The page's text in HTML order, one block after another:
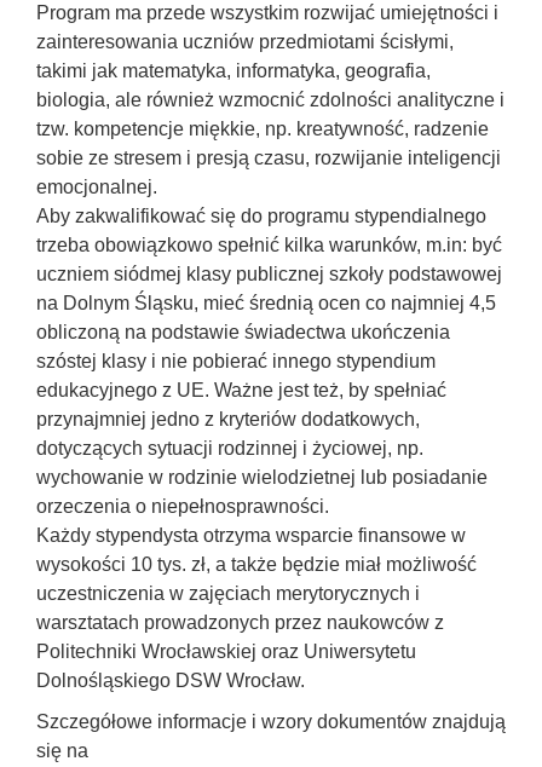
Program ma przede wszystkim rozwijać umiejętności i
zainteresowania uczniów przedmiotami ścisłymi,
takimi jak matematyka, informatyka, geografia,
biologia, ale również wzmocnić zdolności analityczne i
tzw. kompetencje miękkie, np. kreatywność, radzenie
sobie ze stresem i presją czasu, rozwijanie inteligencji
emocjonalnej.
Aby zakwalifikować się do programu stypendialnego
trzeba obowiązkowo spełnić kilka warunków, m.in: być
uczniem siódmej klasy publicznej szkoły podstawowej
na Dolnym Śląsku, mieć średnią ocen co najmniej 4,5
obliczoną na podstawie świadectwa ukończenia
szóstej klasy i nie pobierać innego stypendium
edukacyjnego z UE. Ważne jest też, by spełniać
przynajmniej jedno z kryteriów dodatkowych,
dotyczących sytuacji rodzinnej i życiowej, np.
wychowanie w rodzinie wielodzietnej lub posiadanie
orzeczenia o niepełnosprawności.
Każdy stypendysta otrzyma wsparcie finansowe w
wysokości 10 tys. zł, a także będzie miał możliwość
uczestniczenia w zajęciach merytorycznych i
warsztatach prowadzonych przez naukowców z
Politechniki Wrocławskiej oraz Uniwersytetu
Dolnośląskiego DSW Wrocław.
Szczegółowe informacje i wzory dokumentów znajdują
się na